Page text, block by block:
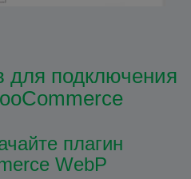
для подключения
плагин
WebP